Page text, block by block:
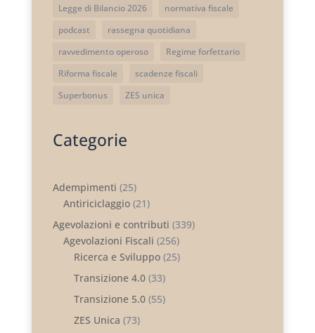
Legge di Bilancio 2026
normativa fiscale
podcast
rassegna quotidiana
ravvedimento operoso
Regime forfettario
Riforma fiscale
scadenze fiscali
Superbonus
ZES unica
Categorie
Adempimenti (25)
Antiriciclaggio(21)
Agevolazioni e contributi (339)
Agevolazioni Fiscali (256)
Ricerca e Sviluppo(25)
Transizione 4.0(33)
Transizione 5.0(55)
ZES Unica (73)